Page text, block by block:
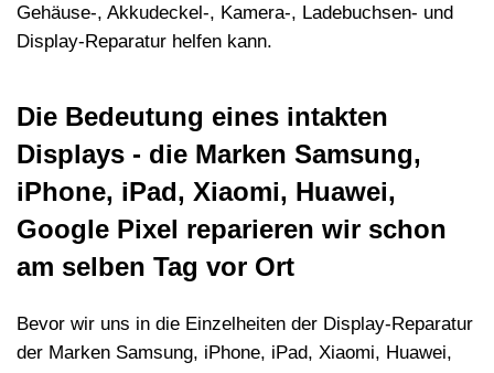
Gehäuse-, Akkudeckel-, Kamera-, Ladebuchsen- und
Display-Reparatur helfen kann.
Die Bedeutung eines intakten
Displays - die Marken Samsung,
iPhone, iPad, Xiaomi, Huawei,
Google Pixel reparieren wir schon
am selben Tag vor Ort
Bevor wir uns in die Einzelheiten der Display-Reparatur
der Marken Samsung, iPhone, iPad, Xiaomi, Huawei,